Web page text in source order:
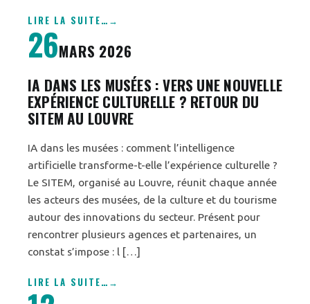
LIRE LA SUITE…
26MARS 2026
IA DANS LES MUSÉES : VERS UNE NOUVELLE
EXPÉRIENCE CULTURELLE ? RETOUR DU
SITEM AU LOUVRE
IA dans les musées : comment l’intelligence
artificielle transforme-t-elle l’expérience culturelle ?
Le SITEM, organisé au Louvre, réunit chaque année
les acteurs des musées, de la culture et du tourisme
autour des innovations du secteur. Présent pour
rencontrer plusieurs agences et partenaires, un
constat s’impose : l […]
LIRE LA SUITE…